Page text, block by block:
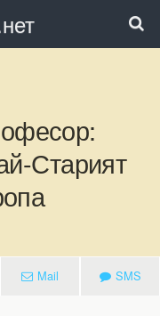
Старият
Mail SMS